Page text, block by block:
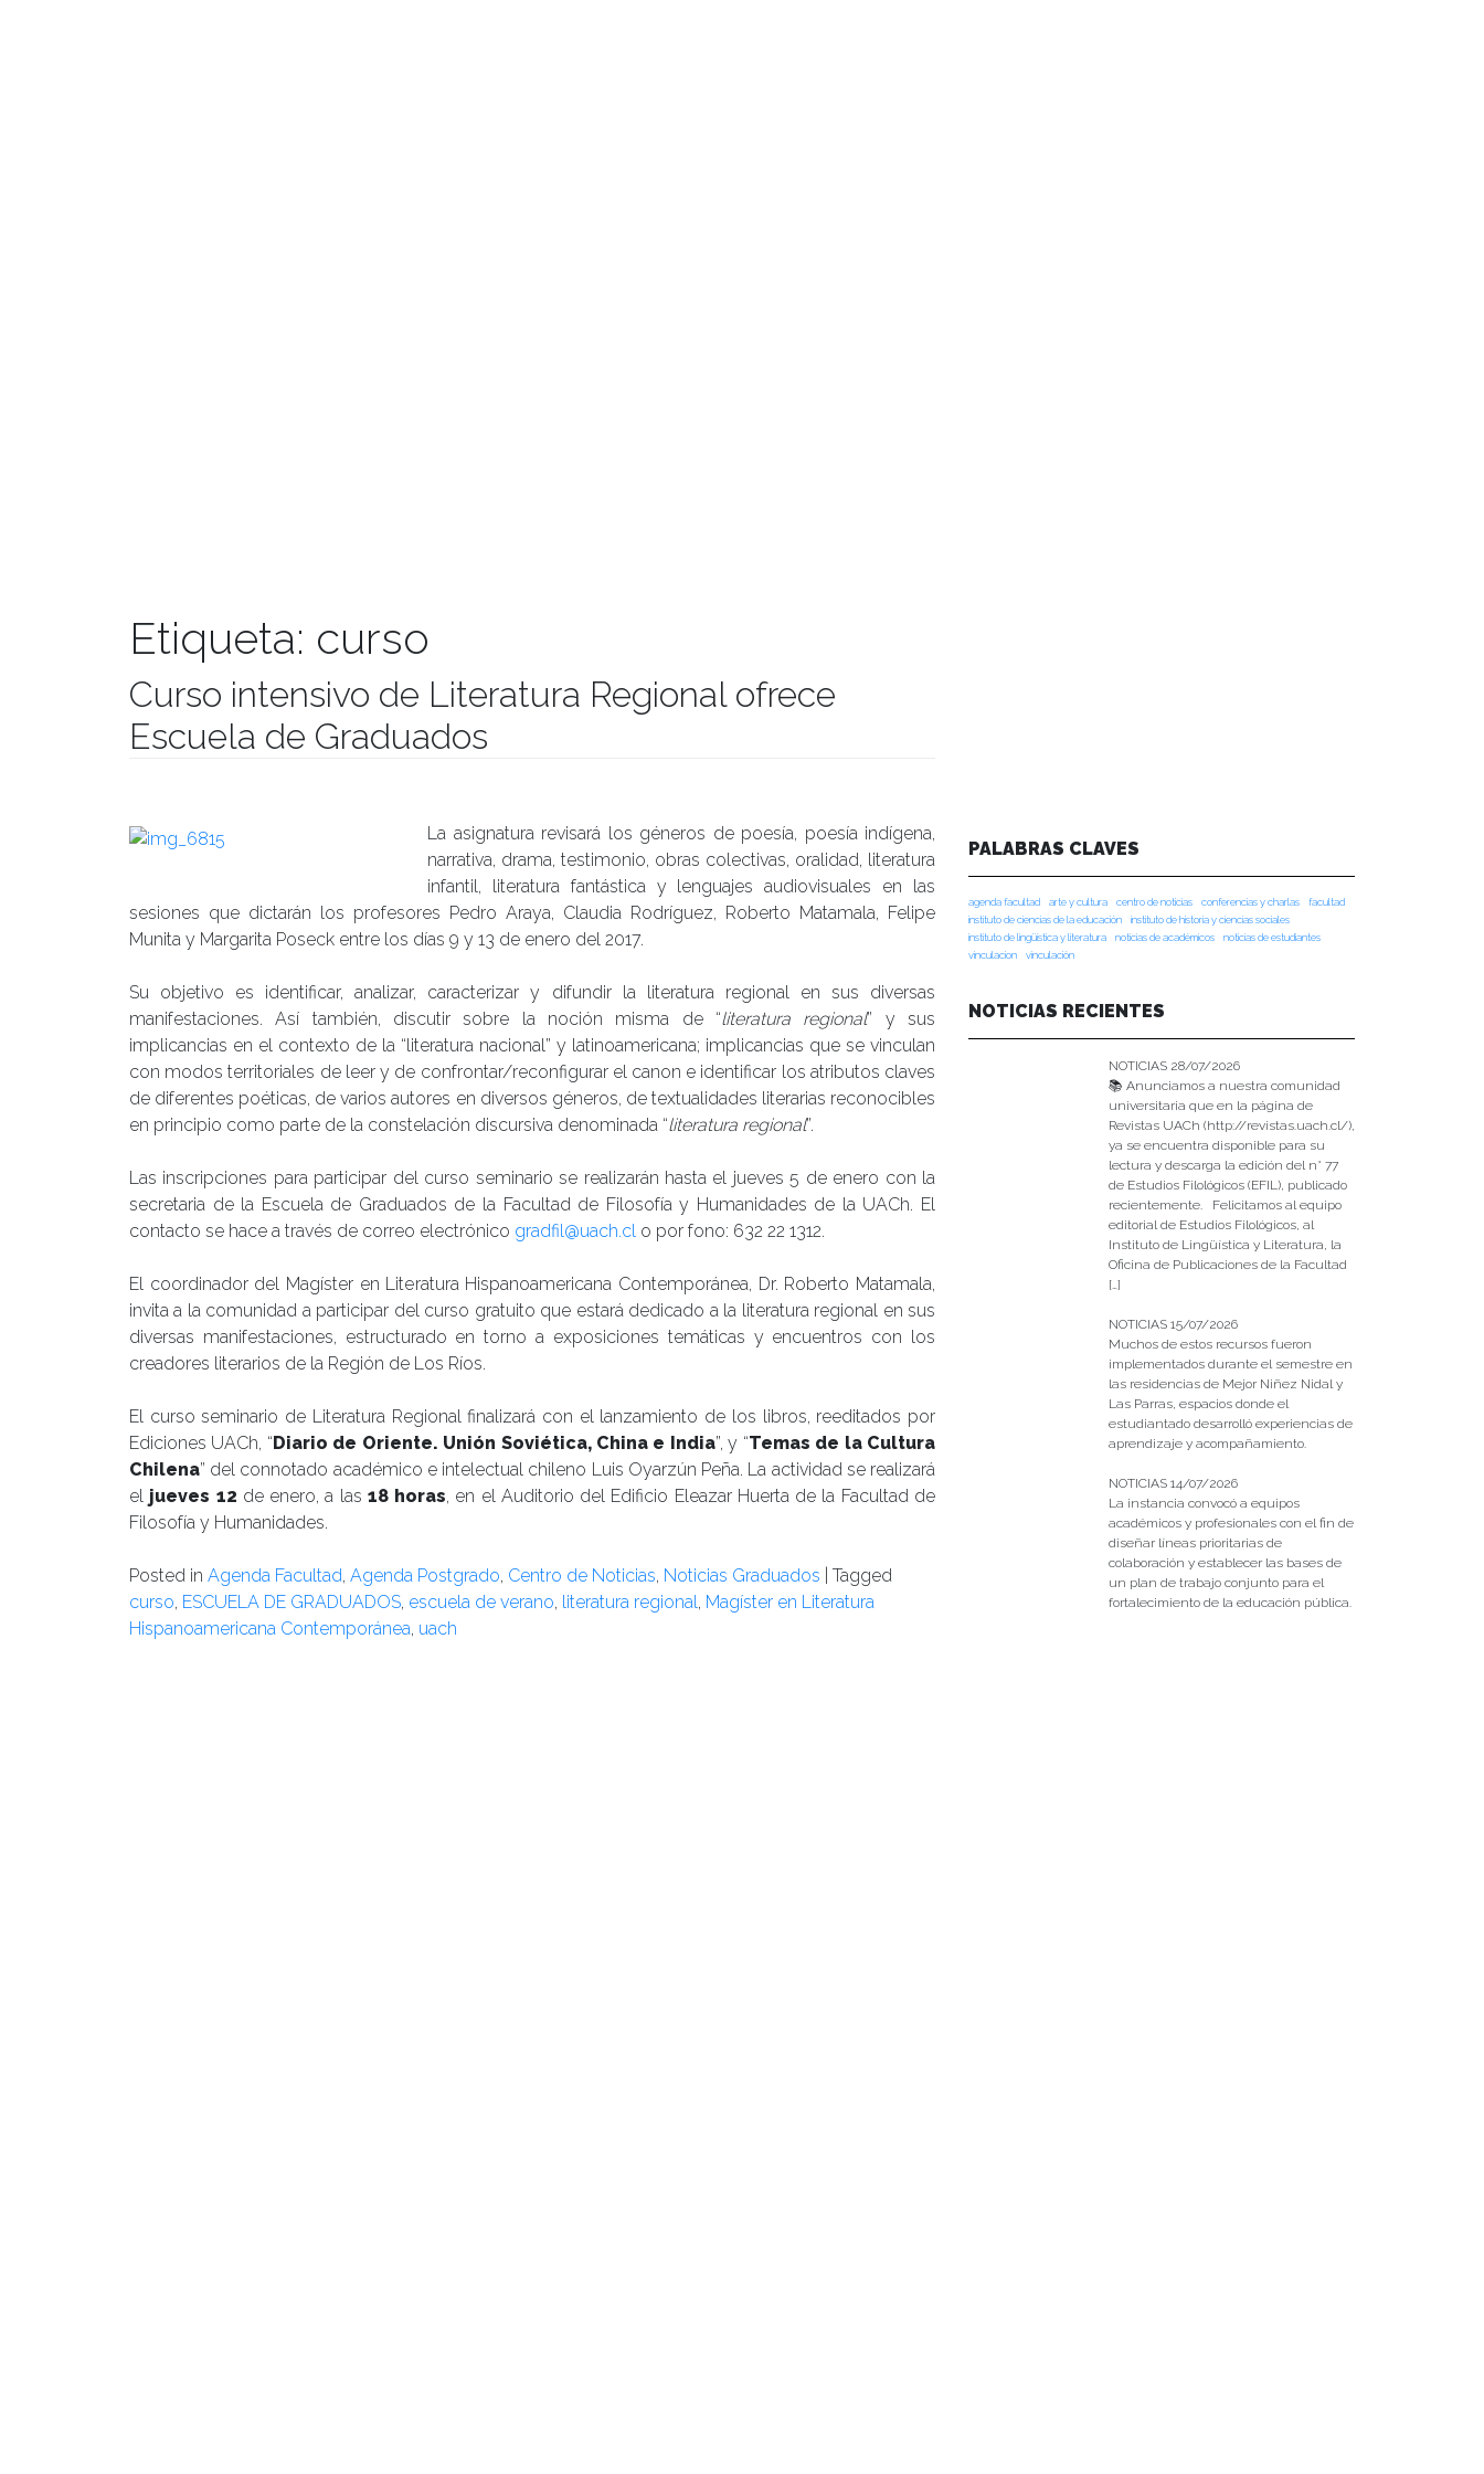
Etiqueta: curso
Curso intensivo de Literatura Regional ofrece
Escuela de Graduados
La asignatura revisará los géneros de poesía, poesía indígena,
narrativa, drama, testimonio, obras colectivas, oralidad, literatura
infantil, literatura fantástica y lenguajes audiovisuales en las
sesiones que dictarán los profesores Pedro Araya, Claudia Rodríguez, Roberto Matamala, Felipe
Munita y Margarita Poseck entre los días 9 y 13 de enero del 2017.
Su objetivo es identificar, analizar, caracterizar y difundir la literatura regional en sus diversas
manifestaciones. Así también, discutir sobre la noción misma de “literatura regional” y sus
implicancias en el contexto de la “literatura nacional” y latinoamericana; implicancias que se vinculan
con modos territoriales de leer y de confrontar/reconfigurar el canon e identificar los atributos claves
de diferentes poéticas, de varios autores en diversos géneros, de textualidades literarias reconocibles
en principio como parte de la constelación discursiva denominada “literatura regional”.
Las inscripciones para participar del curso seminario se realizarán hasta el jueves 5 de enero con la
secretaria de la Escuela de Graduados de la Facultad de Filosofía y Humanidades de la UACh. El
contacto se hace a través de correo electrónico gradfil@uach.cl o por fono: 632 22 1312.
El coordinador del Magíster en Literatura Hispanoamericana Contemporánea, Dr. Roberto Matamala,
invita a la comunidad a participar del curso gratuito que estará dedicado a la literatura regional en sus
diversas manifestaciones, estructurado en torno a exposiciones temáticas y encuentros con los
creadores literarios de la Región de Los Ríos.
El curso seminario de Literatura Regional finalizará con el lanzamiento de los libros, reeditados por
Ediciones UACh, “Diario de Oriente. Unión Soviética, China e India”, y “Temas de la Cultura
Chilena” del connotado académico e intelectual chileno Luis Oyarzún Peña. La actividad se realizará
el jueves 12 de enero, a las 18 horas, en el Auditorio del Edificio Eleazar Huerta de la Facultad de
Filosofía y Humanidades.
Posted in Agenda Facultad, Agenda Postgrado, Centro de Noticias, Noticias Graduados
Tagged
curso, ESCUELA DE GRADUADOS, escuela de verano, literatura regional, Magíster en Literatura
Hispanoamericana Contemporánea, uach
PALABRAS CLAVES
agenda facultad arte y cultura centro de noticias conferencias y charlas
facultad
instituto de ciencias de la educación
instituto de historia y ciencias sociales
instituto de lingüística y literatura
noticias de académicos
noticias de estudiantes
vinculacion
vinculación
NOTICIAS RECIENTES
NOTICIAS 28/07/2026
📚 Anunciamos a nuestra comunidad
universitaria que en la página de
Revistas UACh (http://revistas.uach.cl/),
ya se encuentra disponible para su
lectura y descarga la edición del n° 77
de Estudios Filológicos (EFIL), publicado
recientemente. Felicitamos al equipo
editorial de Estudios Filológicos, al
Instituto de Lingüística y Literatura, la
Oficina de Publicaciones de la Facultad
[…]
NOTICIAS 15/07/2026
Muchos de estos recursos fueron
implementados durante el semestre en
las residencias de Mejor Niñez Nidal y
Las Parras, espacios donde el
estudiantado desarrolló experiencias de
aprendizaje y acompañamiento.
NOTICIAS 14/07/2026
La instancia convocó a equipos
académicos y profesionales con el fin de
diseñar líneas prioritarias de
colaboración y establecer las bases de
un plan de trabajo conjunto para el
fortalecimiento de la educación pública.